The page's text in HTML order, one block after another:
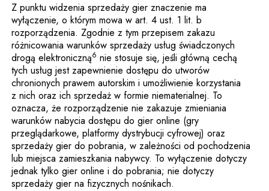
Z punktu widzenia sprzedaży gier znaczenie ma
wyłączenie, o którym mowa w art. 4 ust. 1 lit. b
rozporządzenia. Zgodnie z tym przepisem zakazu
różnicowania warunków sprzedaży usług świadczonych
drogą elektroniczną6 nie stosuje się, jeśli główną cechą
tych usług jest zapewnienie dostępu do utworów
chronionych prawem autorskim i umożliwienie korzystania
z nich oraz ich sprzedaż w formie niematerialnej. To
oznacza, że rozporządzenie nie zakazuje zmieniania
warunków nabycia dostępu do gier online (gry
przeglądarkowe, platformy dystrybucji cyfrowej) oraz
sprzedaży gier do pobrania, w zależności od pochodzenia
lub miejsca zamieszkania nabywcy. To wyłączenie dotyczy
jednak tylko gier online i do pobrania; nie dotyczy
sprzedaży gier na fizycznych nośnikach.